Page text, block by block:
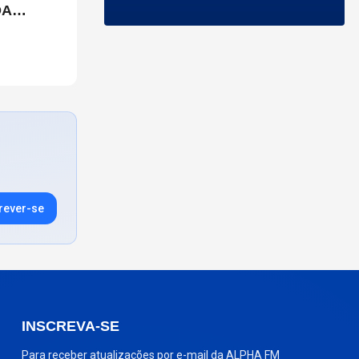
se
INSCREVA-SE
Para receber atualizações por e-mail da ALPHA FM